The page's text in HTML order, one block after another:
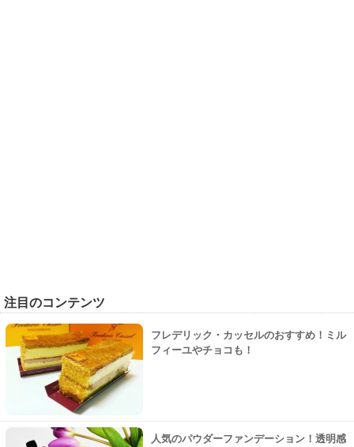
注目のコンテンツ
フレデリック・カッセルのおすすめ！ミル
フィーユやチョコも！
人気のパウダーファンデーション！透明感